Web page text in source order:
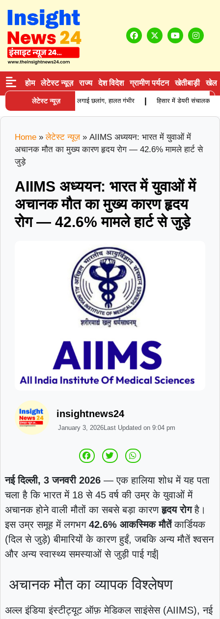
होम लेटेस्ट न्यूज़ राज्य देश विदेश ग्रामीण पर्यटन खेतीबाड़ी खेल
लेटेस्ट न्यूज़
के बाद युवक ने ट्रक के आगे लगाई छलांग, हालत गंभीर हिसार में डेयरी संचालक की
Home » लेटेस्ट न्यूज़ »AIIMS अध्ययन: भारत में युवाओं में
अचानक मौत का मुख्य कारण हृदय रोग — 42.6% मामले हार्ट से
जुड़े
AIIMS अध्ययन: भारत में युवाओं में
अचानक मौत का मुख्य कारण हृदय
रोग — 42.6% मामले हार्ट से जुड़े
insightnews24
January 3, 2026Last Updated on 9:04 pm
नई दिल्ली, 3 जनवरी 2026— एक हालिया शोध में यह पता
चला है कि भारत में 18 से 45 वर्ष की उम्र के युवाओं में
अचानक होने वाली मौतों का सबसे बड़ा कारणहृदय रोगहै।
इस उम्र समूह में लगभग 42.6% आकस्मिक मौतेंकार्डियक
(दिल से जुड़े) बीमारियों के कारण हुईं, जबकि अन्य मौतें श्वसन
और अन्य स्वास्थ्य समस्याओं से जुड़ी पाई गईं|
अचानक मौत का व्यापक विश्लेषण
अल्‍ल इंडिया इंस्टीट्यूट ऑफ़ मेडिकल साइंसेस (AIIMS), नई